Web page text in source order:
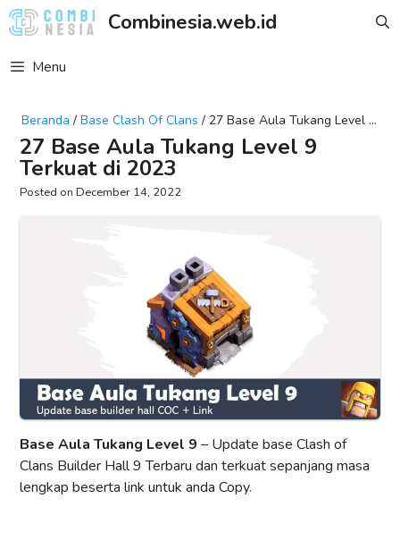
Skip
to
Combinesia.web.id
Menu
Beranda / Base Clash Of Clans / 27 Base Aula Tukang Level 9
Terkuat Di 2023
27 Base Aula Tukang Level 9
Terkuat di 2023
December 14, 2022
Base Aula Tukang Level 9 – Update base Clash of
Clans Builder Hall 9 Terbaru dan terkuat sepanjang masa
lengkap beserta link untuk anda Copy.